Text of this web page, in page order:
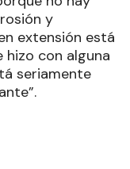
y
extensión está
con alguna
seriamente